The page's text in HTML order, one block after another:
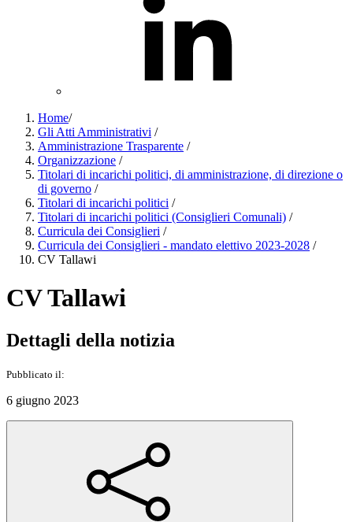
Home/
Gli Atti Amministrativi /
Amministrazione Trasparente /
Organizzazione /
Titolari di incarichi politici, di amministrazione, di direzione o
di governo /
Titolari di incarichi politici /
Titolari di incarichi politici (Consiglieri Comunali) /
Curricula dei Consiglieri /
Curricula dei Consiglieri - mandato elettivo 2023-2028 /
CV Tallawi
CV Tallawi
Dettagli della notizia
Pubblicato il:
6 giugno 2023